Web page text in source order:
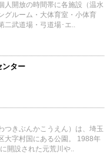
人開放の時間帯に各施設（温水
グルーム・大体育室・小体育
二武道場・弓道場･エ..
ンター
つきぶんかこうえん）は、埼玉
大字村国にある公園。 1988年
開設された元荒川や..